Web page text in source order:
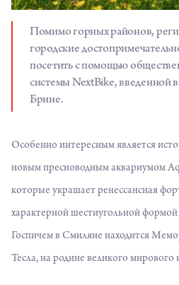
Помимо горных районов,
городские
посетить с помощью
системы NextBike, введенной
Брине.
Особенно интересным является
новым пресноводным аквариумом
которые украшает ренессансная
характерной шестиугольной формой
Госпичем в Смиляне находится
Тесла, на родине великого мирового